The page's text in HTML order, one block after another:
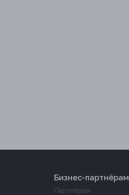
Бизнес-партнёрам
Партнёрам